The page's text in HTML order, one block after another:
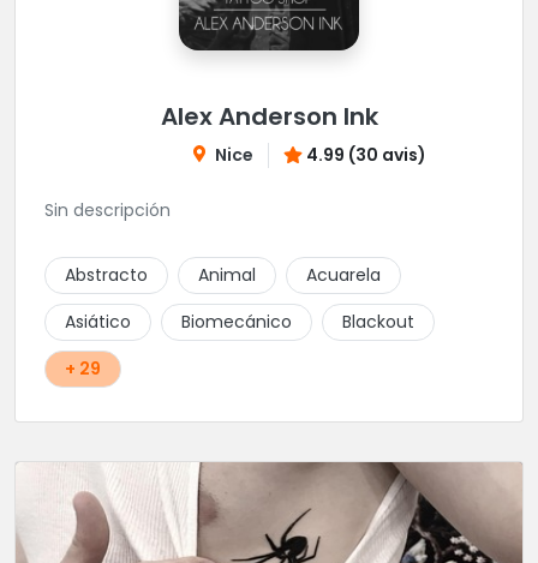
Alex Anderson Ink
Nice 4.99 (30 avis)
Sin descripción
Abstracto Animal
Acuarela
Asiático
Biomecánico
Blackout
+ 29